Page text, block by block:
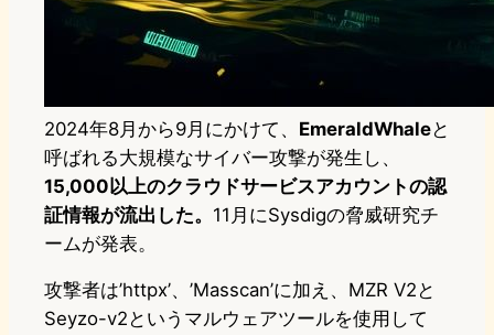
2024年8月から9月にかけて、 EmeraldWhaleと
呼ばれる大規模なサイバー攻撃が発生し、
15,000以上のクラウドサービスアカウントの認
証情報が流出した。 11月にSysdigの脅威研究チ
ームが発表。
攻撃者は’httpx’、’Masscan’に加え、MZR V2と
Seyzo-v2というマルウェアツールを使用して